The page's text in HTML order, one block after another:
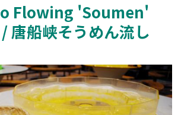
Flowing 'Soumen'
唐船峡そうめん流し